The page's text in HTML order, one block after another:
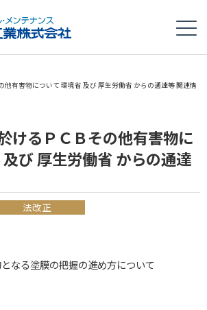
他有害物について 環境省 及び 厚生労働省 からの通達等 関連情
けるＰＣＢその他有害物に
び 厚生労働省 からの通達
法改正
なる塗膜の把握の進め方について